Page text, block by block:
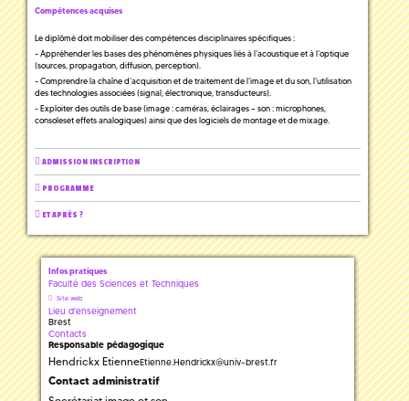
Compétences acquises
Le diplômé doit mobiliser des compétences disciplinaires spécifiques :
- Appréhender les bases des phénomènes physiques liés à l’acoustique et à l’optique
(sources, propagation, diffusion, perception).
- Comprendre la chaîne d’acquisition et de traitement de l’image et du son, l’utilisation
des technologies associées (signal, électronique, transducteurs).
- Exploiter des outils de base (image : caméras, éclairages – son : microphones,
consoleset effets analogiques) ainsi que des logiciels de montage et de mixage.
ADMISSION INSCRIPTION
PROGRAMME
ET APRÈS ?
Infos pratiques
Faculté des Sciences et Techniques
Site web
Lieu d'enseignement
Brest
Contacts
Responsable pédagogique
Hendrickx EtienneEtienne.Hendrickx@univ-brest.fr
Contact administratif